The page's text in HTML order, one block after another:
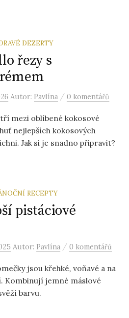
DEZERTY
řezy s
Autor: Pavlína / 0 komentářů
mezi oblíbené kokosové
nejlepších kokosových
Jak si je snadno připravit?
RECEPTY
pistáciové
Autor: Pavlína / 0 komentářů
jsou křehké, voňavé a na
Kombinují jemné máslové
barvu.